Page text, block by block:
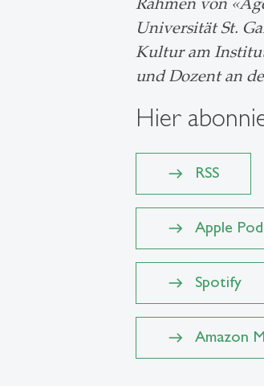
Universität St.
Kultur am
und Dozent an
Hier
RSS
Apple
Spotify
Amazon